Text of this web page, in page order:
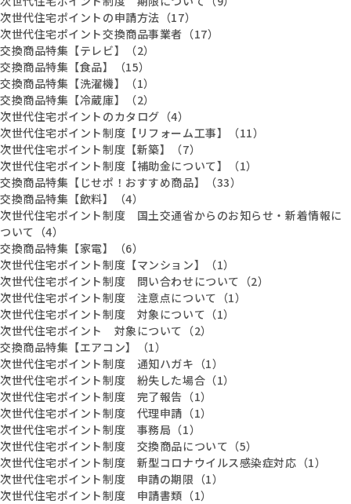
次世代住宅ポイントの申請方法（17）
次世代住宅ポイント交換商品事業者（17）
交換商品特集【テレビ】（2）
交換商品特集【食品】（15）
交換商品特集【洗濯機】（1）
交換商品特集【冷蔵庫】（2）
次世代住宅ポイントのカタログ（4）
次世代住宅ポイント制度【リフォーム工事】（11）
次世代住宅ポイント制度【新築】（7）
次世代住宅ポイント制度【補助金について】（1）
交換商品特集【じせポ！おすすめ商品】（33）
交換商品特集【飲料】（4）
次世代住宅ポイント制度 国土交通省からのお知らせ・新着情報に
ついて（4）
交換商品特集【家電】（6）
次世代住宅ポイント制度【マンション】（1）
次世代住宅ポイント制度 問い合わせについて（2）
次世代住宅ポイント制度 注意点について（1）
次世代住宅ポイント制度 対象について（1）
次世代住宅ポイント 対象について（2）
交換商品特集【エアコン】（1）
次世代住宅ポイント制度 通知ハガキ（1）
次世代住宅ポイント制度 紛失した場合（1）
次世代住宅ポイント制度 完了報告（1）
次世代住宅ポイント制度 代理申請（1）
次世代住宅ポイント制度 事務局（1）
次世代住宅ポイント制度 交換商品について（5）
次世代住宅ポイント制度 新型コロナウイルス感染症対応（1）
次世代住宅ポイント制度 申請の期限（1）
次世代住宅ポイント制度 申請書類（1）